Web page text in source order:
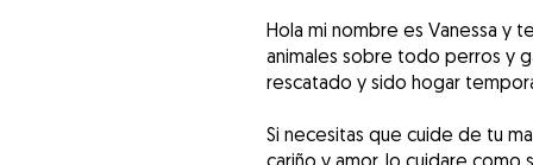
Hola mi nombre es Vanessa y
animales sobre todo perros y
rescatado y sido hogar
Si necesitas que cuide de tu